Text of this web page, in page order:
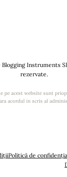
Blogging Instruments
rezervate.
pe acest website sunt
acordul in scris al
Politică de